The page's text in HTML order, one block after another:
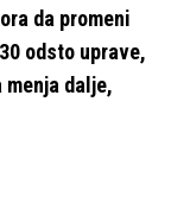
da promeni
odsto uprave,
menja dalje,